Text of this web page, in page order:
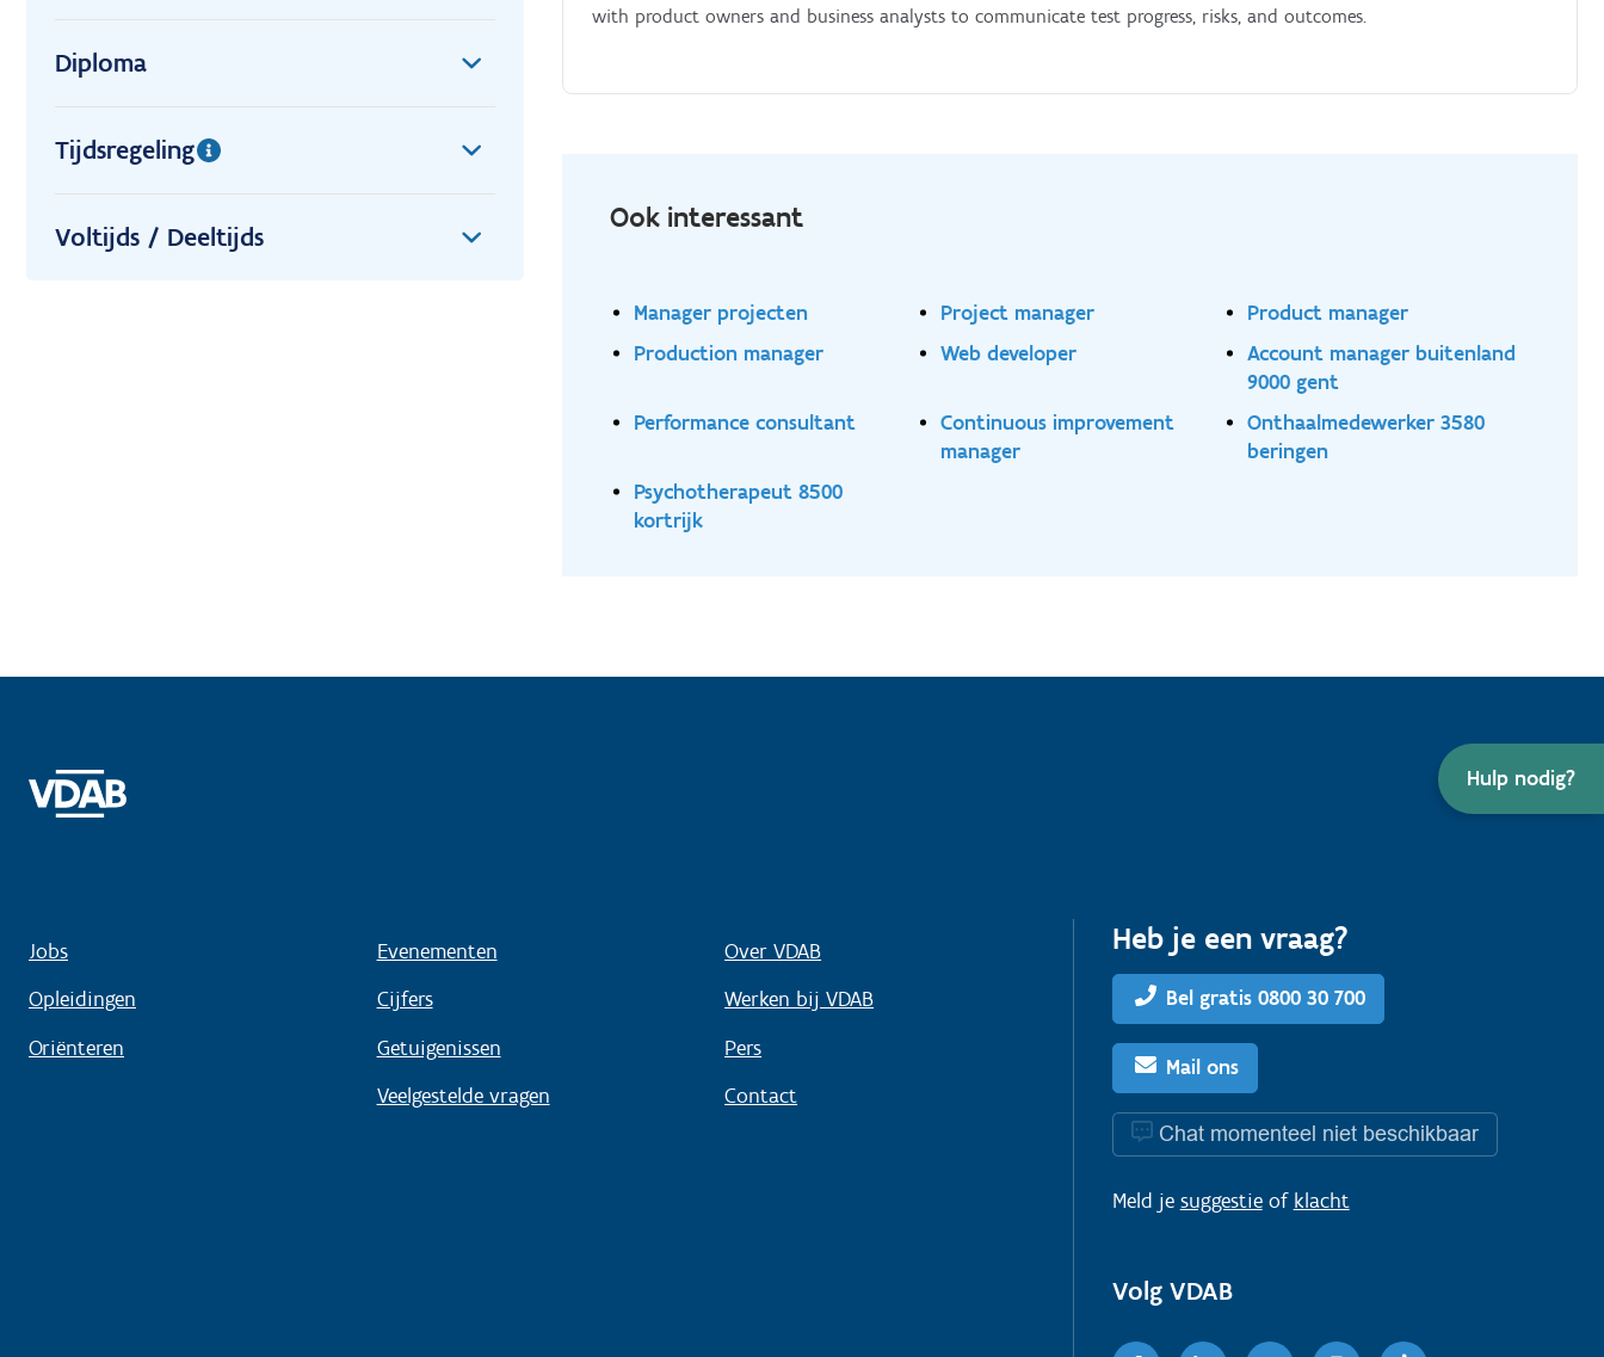
Hulp nodig?
Diploma
Tijdsregeling
Voltijds / Deeltijds
with product owners and business analysts to communicate test progress, risks, and outcomes.
Ook interessant
Manager projecten Project manager
Product manager
Production manager
Web developer
Account manager buitenland
9000 gent
Performance consultant
Continuous improvement
manager
Onthaalmedewerker 3580
beringen
Psychotherapeut 8500
kortrijk
Jobs
Opleidingen
Oriënteren
Evenementen
Cijfers
Getuigenissen
Veelgestelde vragen
Over VDAB
Werken bij VDAB
Pers
Contact
Heb je een vraag?
Bel gratis 0800 30 700
Mail ons
Chat momenteel niet beschikbaar
Meld je suggestieof klacht
Volg VDAB